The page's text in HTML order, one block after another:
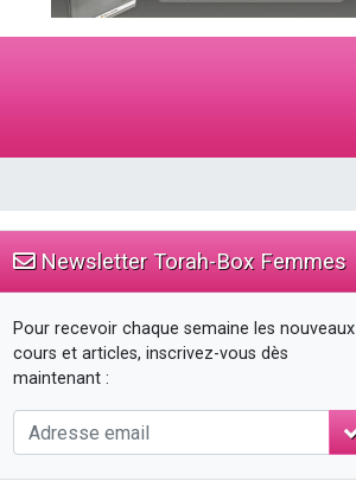
le temps
maman
Newsletter Torah-Box Femmes
Pour recevoir chaque semaine les nouveaux
cours et articles, inscrivez-vous dès
maintenant :